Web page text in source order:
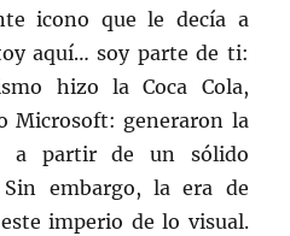
icono que le decía a
aquí… soy parte de ti:
hizo la Coca Cola,
Microsoft: generaron la
a partir de un sólido
embargo, la era de
imperio de lo visual.